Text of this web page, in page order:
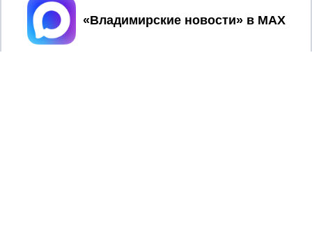
Принять